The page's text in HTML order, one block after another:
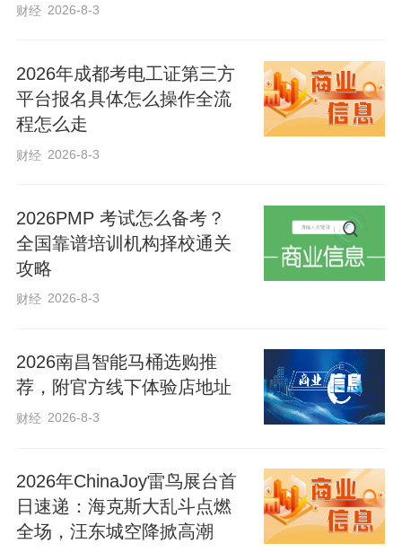
财经 2026-8-3
2026年成都考电工证第三方
平台报名具体怎么操作全流
程怎么走
财经 2026-8-3
2026PMP 考试怎么备考？
全国靠谱培训机构择校通关
攻略
财经 2026-8-3
2026南昌智能马桶选购推
荐，附官方线下体验店地址
财经 2026-8-3
2026年ChinaJoy雷鸟展台首
日速递：海克斯大乱斗点燃
全场，汪东城空降掀高潮